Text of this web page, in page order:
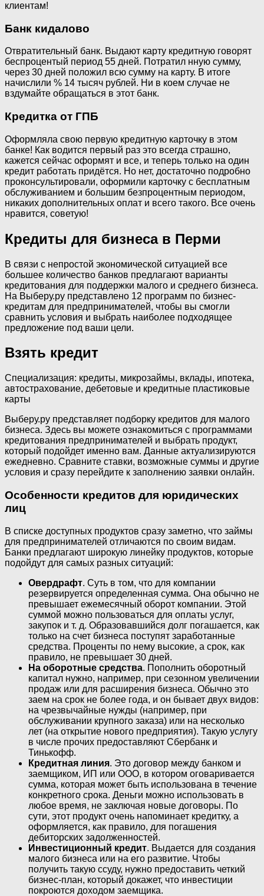
клиентам!
Банк кидалово
Отвратительный банк. Выдают карту кредитную говорят
беспроцентый период 55 дней. Потратил нную сумму,
через 30 дней положил всю сумму на карту. В итоге
начислили % 14 тысяч рублей. Ни в коем случае не
вздумайте обращаться в этот банк.
Кредитка от ГПБ
Оформляла свою первую кредитную карточку в этом
банке! Как водится первый раз это всегда страшно,
кажется сейчас оформят и все, и теперь только на один
кредит работать придётся. Но нет, достаточно подробно
проконсультировали, оформили карточку с бесплатным
обслуживанием и большим безпроцентным периодом,
никаких дополнительных оплат и всего такого. Все очень
нравится, советую!
Кредиты для бизнеса в Перми
В связи с непростой экономической ситуацией все
большее количество банков предлагают варианты
кредитования для поддержки малого и среднего бизнеса.
На Выберу.ру представлено 12 программ по бизнес-
кредитам для предпринимателей, чтобы вы смогли
сравнить условия и выбрать наиболее подходящее
предложение под ваши цели.
Взять кредит
Специализация: кредиты, микрозаймы, вклады, ипотека,
автострахование, дебетовые и кредитные пластиковые
карты
Выберу.ру представляет подборку кредитов для малого
бизнеса. Здесь вы можете ознакомиться с программами
кредитования предпринимателей и выбрать продукт,
который подойдет именно вам. Данные актуализируются
ежедневно. Сравните ставки, возможные суммы и другие
условия и сразу перейдите к заполнению заявки онлайн.
Особенности кредитов для юридических
лиц
В списке доступных продуктов сразу заметно, что займы
для предпринимателей отличаются по своим видам.
Банки предлагают широкую линейку продуктов, которые
подойдут для самых разных ситуаций:
Овердрафт. Суть в том, что для компании
резервируется определенная сумма. Она обычно не
превышает ежемесячный оборот компании. Этой
суммой можно пользоваться для оплаты услуг,
закупок и т. д. Образовавшийся долг погашается, как
только на счет бизнеса поступят заработанные
средства. Проценты по нему высокие, а срок, как
правило, не превышает 30 дней.
На оборотные средства. Пополнить оборотный
капитал нужно, например, при сезонном увеличении
продаж или для расширения бизнеса. Обычно это
заем на срок не более года, и он бывает двух видов:
на чрезвычайные нужды (например, при
обслуживании крупного заказа) или на несколько
лет (на открытие нового предприятия). Такую услугу
в числе прочих предоставляют Сбербанк и
Тинькофф.
Кредитная линия. Это договор между банком и
заемщиком, ИП или ООО, в котором оговаривается
сумма, которая может быть использована в течение
конкретного срока. Деньги можно использовать в
любое время, не заключая новые договоры. По
сути, этот продукт очень напоминает кредитку, а
оформляется, как правило, для погашения
дебиторских задолженностей.
Инвестиционный кредит. Выдается для создания
малого бизнеса или на его развитие. Чтобы
получить такую ссуду, нужно предоставить четкий
бизнес-план, который докажет, что инвестиции
покроются доходом заемщика.